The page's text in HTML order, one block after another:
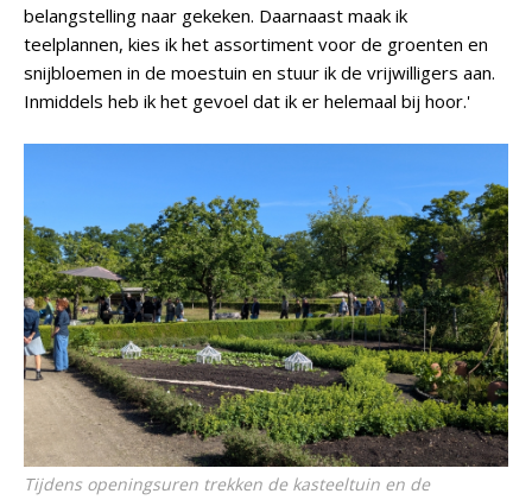
belangstelling naar gekeken. Daarnaast maak ik
teelplannen, kies ik het assortiment voor de groenten en
snijbloemen in de moestuin en stuur ik de vrijwilligers aan.
Inmiddels heb ik het gevoel dat ik er helemaal bij hoor.'
Tijdens openingsuren trekken de kasteeltuin en de